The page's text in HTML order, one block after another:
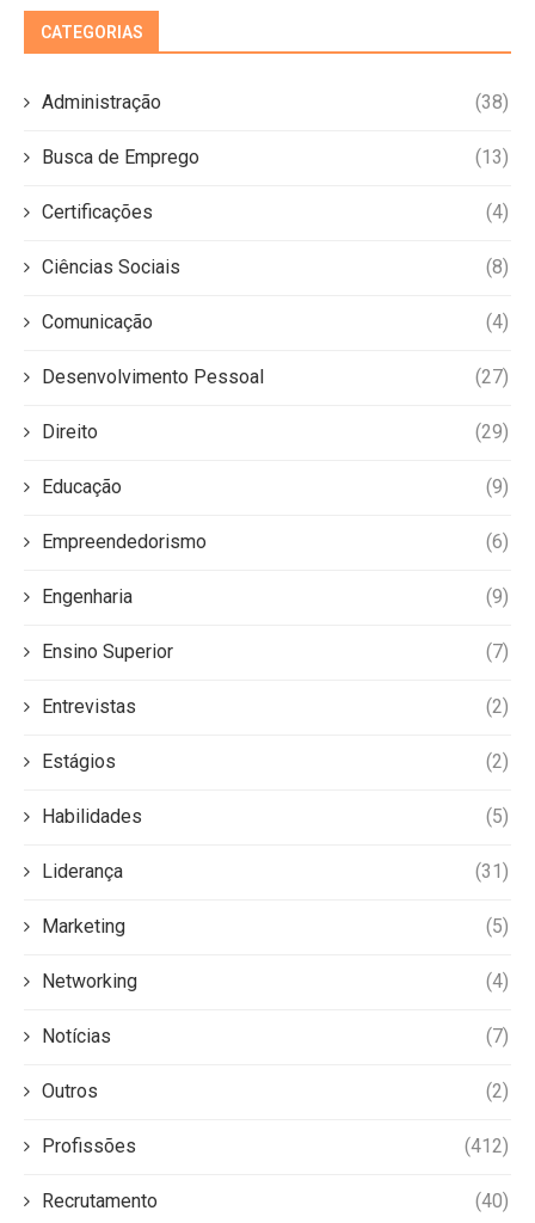
CATEGORIAS
Administração (38)
Busca de Emprego (13)
Certificações (4)
Ciências Sociais (8)
Comunicação (4)
Desenvolvimento Pessoal (27)
Direito (29)
Educação (9)
Empreendedorismo (6)
Engenharia (9)
Ensino Superior (7)
Entrevistas (2)
Estágios (2)
Habilidades (5)
Liderança (31)
Marketing (5)
Networking (4)
Notícias (7)
Outros (2)
Profissões (412)
Recrutamento (40)